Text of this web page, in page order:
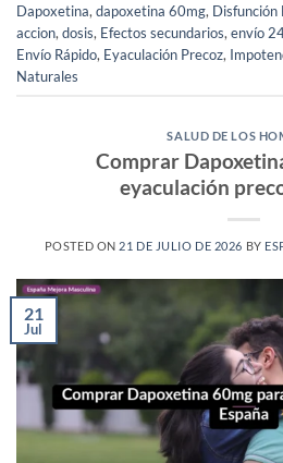
Dapoxetina, dapoxetina 60mg, Disfunción
accion, dosis, Efectos secundarios, envío
Envío Rápido, Eyaculación Precoz,
Naturales
SALUD DE LOS
Comprar
eyaculación
POSTED ON 21 DE JULIO DE 2026 BY
21
Jul